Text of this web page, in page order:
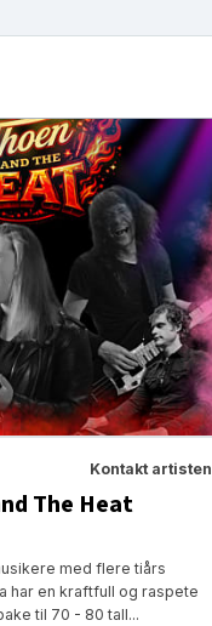
Kontakt artisten
The Heat
med flere tiårs
har en kraftfull og raspete
til 70 - 80 tall...